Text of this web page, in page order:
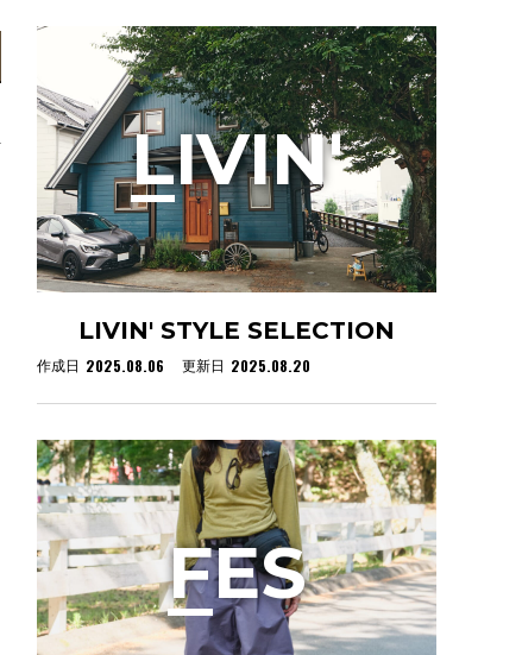
LIVIN' STYLE SELECTION
作成日 2025.08.06 更新日 2025.08.20
LIVIN'
FES